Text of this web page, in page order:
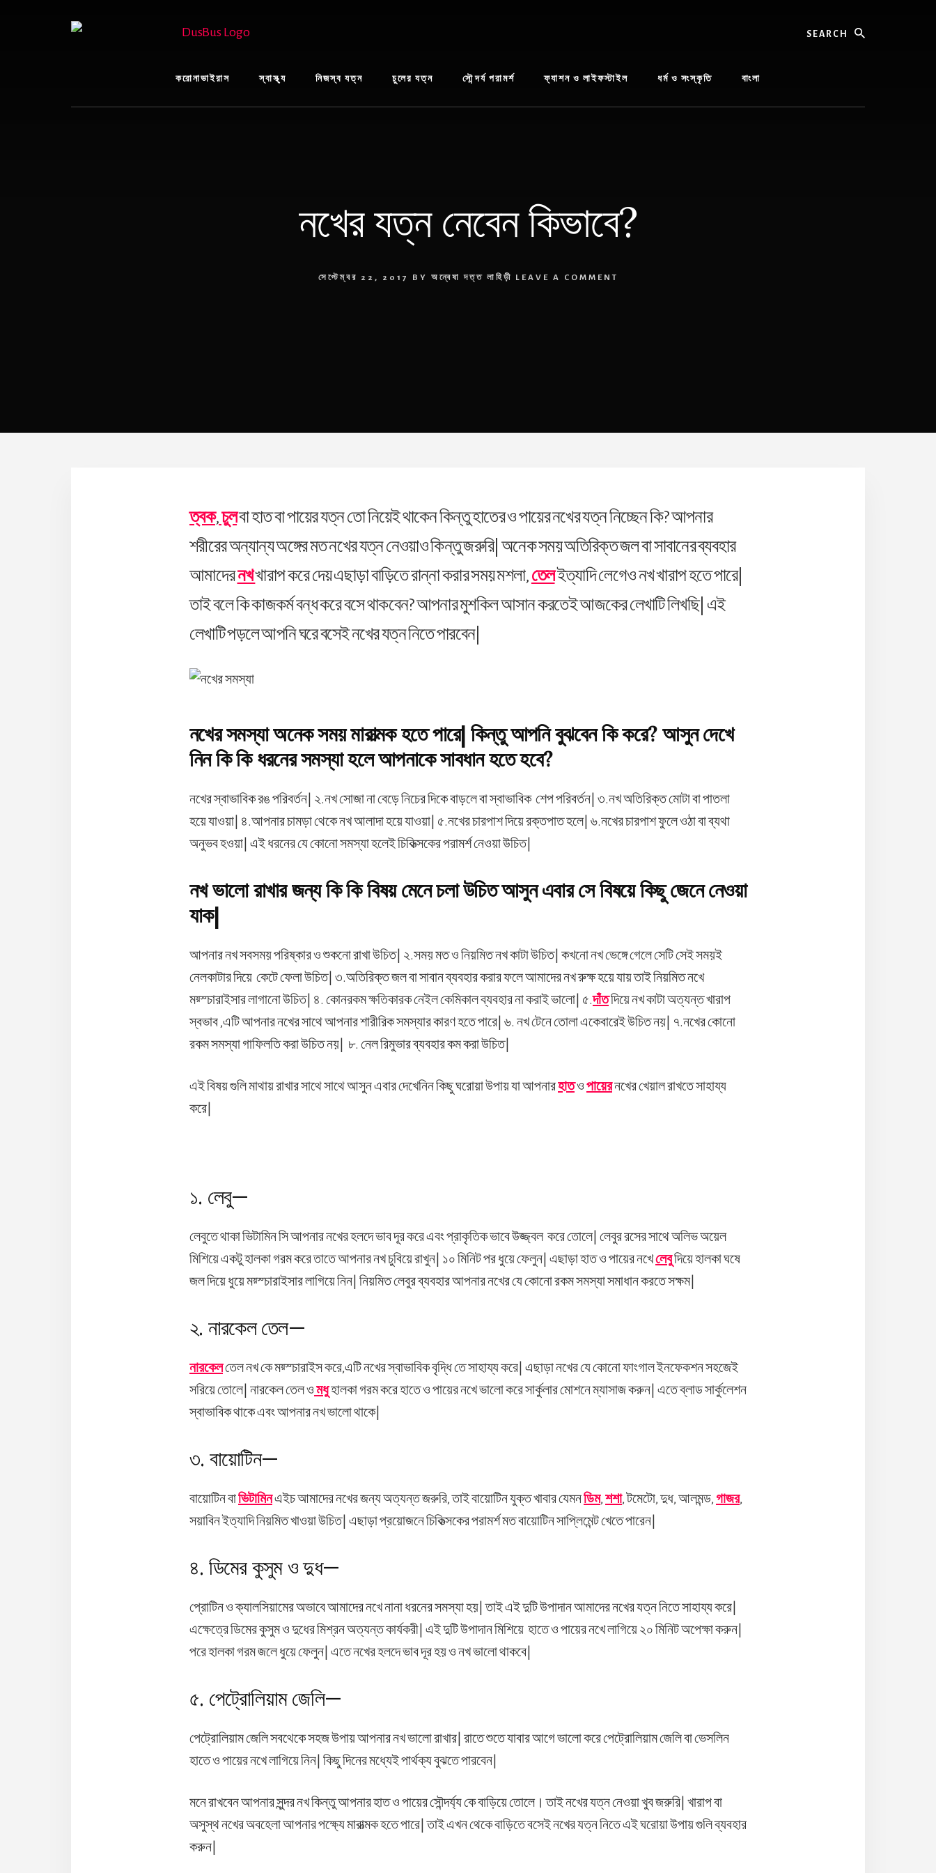
করোনাভাইরাস স্বাস্থ্য নিজস্ব যত্ন চুলের যত্ন সৌন্দর্য পরামর্শ ফ্যাশন ও লাইফস্টাইল ধর্ম ও সংস্কৃতি বাংলা
নখের যত্ন নেবেন কিভাবে?
সেপ্টেম্বর 22, 2017 BY অন্বেষা দত্ত লাহিড়ী LEAVE A COMMENT
ত্বক,চুলবা হাত বা পায়ের যত্ন তো নিয়েই থাকেন কিন্তু হাতের ও পায়ের নখের যত্ন নিচ্ছেন কি? আপনার
শরীরের অন্যান্য অঙ্গের মত নখের যত্ন নেওয়াও কিন্তু জরুরি| অনেক সময় অতিরিক্ত জল বা সাবানের ব্যবহার
আমাদেরনখখারাপ করে দেয় এছাড়া বাড়িতে রান্না করার সময় মশলা,তেলইত্যাদি লেগেও নখ খারাপ হতে পারে|
তাই বলে কি কাজকর্ম বন্ধ করে বসে থাকবেন? আপনার মুশকিল আসান করতেই আজকের লেখাটি লিখছি| এই
লেখাটি পড়লে আপনি ঘরে বসেই নখের যত্ন নিতে পারবেন|
নখের সমস্যা অনেক সময় মারাত্মক হতে পারে| কিন্তু আপনি বুঝবেন কি করে? আসুন দেখে
নিন কি কি ধরনের সমস্যা হলে আপনাকে সাবধান হতে হবে?
নখের স্বাভাবিক রঙ পরিবর্তন| ২.নখ সোজা না বেড়ে নিচের দিকে বাড়লে বা স্বাভাবিক শেপ পরিবর্তন| ৩.নখ অতিরিক্ত মোটা বা পাতলা
হয়ে যাওয়া| ৪.আপনার চামড়া থেকে নখ আলাদা হয়ে যাওয়া| ৫.নখের চারপাশ দিয়ে রক্তপাত হলে| ৬.নখের চারপাশ ফুলে ওঠা বা ব্যথা
অনুভব হওয়া| এই ধরনের যে কোনো সমস্যা হলেই চিকিত্সকের পরামর্শ নেওয়া উচিত|
নখ ভালো রাখার জন্য কি কি বিষয় মেনে চলা উচিত আসুন এবার সে বিষয়ে কিছু জেনে নেওয়া
যাক|
আপনার নখ সবসময় পরিষ্কার ও শুকনো রাখা উচিত| ২.সময় মত ও নিয়মিত নখ কাটা উচিত| কখনো নখ ভেঙ্গে গেলে সেটি সেই সময়ই
নেলকাটার দিয়ে কেটে ফেলা উচিত| ৩.অতিরিক্ত জল বা সাবান ব্যবহার করার ফলে আমাদের নখ রুক্ষ হয়ে যায় তাই নিয়মিত নখে
ময়্স্চারাইসার লাগানো উচিত| ৪. কোনরকম ক্ষতিকারক নেইল কেমিকাল ব্যবহার না করাই ভালো| ৫.দাঁতদিয়ে নখ কাটা অত্যন্ত খারাপ
স্বভাব ,এটি আপনার নখের সাথে আপনার শারীরিক সমস্যার কারণ হতে পারে| ৬. নখ টেনে তোলা একেবারেই উচিত নয়| ৭.নখের কোনো
রকম সমস্যা গাফিলতি করা উচিত নয়| ৮. নেল রিমুভার ব্যবহার কম করা উচিত|
এই বিষয় গুলি মাথায় রাখার সাথে সাথে আসুন এবার দেখেনিন কিছু ঘরোয়া উপায় যা আপনারহাতও পায়েরনখের খেয়াল রাখতে সাহায্য
করে|
১. লেবু—
লেবুতে থাকা ভিটামিন সি আপনার নখের হলদে ভাব দূর করে এবং প্রাকৃতিক ভাবে উজ্জ্বল করে তোলে| লেবুর রসের সাথে অলিভ অয়েল
মিশিয়ে একটু হালকা গরম করে তাতে আপনার নখ চুবিয়ে রাখুন| ১০ মিনিট পর ধুয়ে ফেলুন| এছাড়া হাত ও পায়ের নখেলেবুদিয়ে হালকা ঘষে
জল দিয়ে ধুয়ে ময়্স্চারাইসার লাগিয়ে নিন| নিয়মিত লেবুর ব্যবহার আপনার নখের যে কোনো রকম সমস্যা সমাধান করতে সক্ষম|
২. নারকেল তেল—
নারকেলতেল নখ কে ময়্স্চারাইস করে,এটি নখের স্বাভাবিক বৃদ্ধি তে সাহায্য করে| এছাড়া নখের যে কোনো ফাংগাল ইনফেকশন সহজেই
সরিয়ে তোলে| নারকেল তেল ও মধুহালকা গরম করে হাতে ও পায়ের নখে ভালো করে সার্কুলার মোশনে ম্যাসাজ করুন| এতে ব্লাড সার্কুলেশন
স্বাভাবিক থাকে এবং আপনার নখ ভালো থাকে|
৩. বায়োটিন—
বায়োটিন বাভিটামিনএইচ আমাদের নখের জন্য অত্যন্ত জরুরি, তাই বায়োটিন যুক্ত খাবার যেমনডিম, শশা, টমেটো, দুধ, আলমন্ড, গাজর,
সয়াবিন ইত্যাদি নিয়মিত খাওয়া উচিত| এছাড়া প্রয়োজনে চিকিত্সকের পরামর্শ মত বায়োটিন সাপ্লিমেন্ট খেতে পারেন|
৪. ডিমের কুসুম ও দুধ—
প্রোটিন ও ক্যালসিয়ামের অভাবে আমাদের নখে নানা ধরনের সমস্যা হয়| তাই এই দুটি উপাদান আমাদের নখের যত্ন নিতে সাহায্য করে|
এক্ষেত্রে ডিমের কুসুম ও দুধের মিশ্রন অত্যন্ত কার্যকরী| এই দুটি উপাদান মিশিয়ে হাতে ও পায়ের নখে লাগিয়ে ২০ মিনিট অপেক্ষা করুন|
পরে হালকা গরম জলে ধুয়ে ফেলুন| এতে নখের হলদে ভাব দূর হয় ও নখ ভালো থাকবে|
৫. পেট্রোলিয়াম জেলি—
পেট্রোলিয়াম জেলি সবথেকে সহজ উপায় আপনার নখ ভালো রাখার| রাতে শুতে যাবার আগে ভালো করে পেট্রোলিয়াম জেলি বা ভেসলিন
হাতে ও পায়ের নখে লাগিয়ে নিন| কিছু দিনের মধ্যেই পার্থক্য বুঝতে পারবেন|
মনে রাখবেন আপনার সুন্দর নখ কিন্তু আপনার হাত ও পায়ের সৌন্দর্য্য কে বাড়িয়ে তোলে। তাই নখের যত্ন নেওয়া খুব জরুরি| খারাপ বা
অসুস্থ নখের অবহেলা আপনার পক্ষ্যে মারাত্মক হতে পারে| তাই এখন থেকে বাড়িতে বসেই নখের যত্ন নিতে এই ঘরোয়া উপায় গুলি ব্যবহার
করুন|